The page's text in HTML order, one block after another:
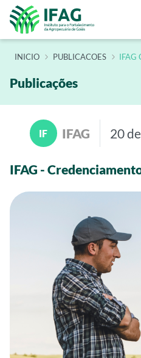
INÍCIO PUBLICACOES IFAG
Publicações
IF IFAG 20
IFAG -